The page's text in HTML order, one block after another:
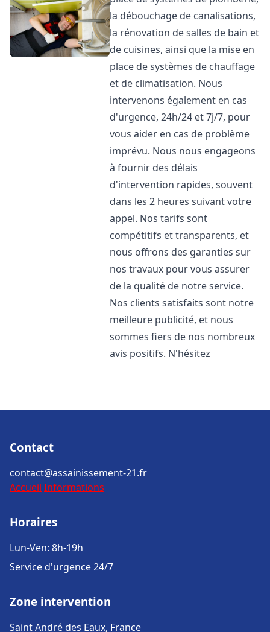
la débouchage de canalisations,
la rénovation de salles de bain et
de cuisines, ainsi que la mise en
place de systèmes de chauffage
et de climatisation. Nous
intervenons également en cas
d'urgence, 24h/24 et 7j/7, pour
vous aider en cas de problème
imprévu. Nous nous engageons
à fournir des délais
d'intervention rapides, souvent
dans les 2 heures suivant votre
appel. Nos tarifs sont
compétitifs et transparents, et
nous offrons des garanties sur
nos travaux pour vous assurer
de la qualité de notre service.
Nos clients satisfaits sont notre
meilleure publicité, et nous
sommes fiers de nos nombreux
avis positifs. N'hésitez
Contact
contact@assainissement-21.fr
Accueil Informations
Horaires
Lun-Ven: 8h-19h
Service d'urgence 24/7
Zone intervention
Saint André des Eaux, France